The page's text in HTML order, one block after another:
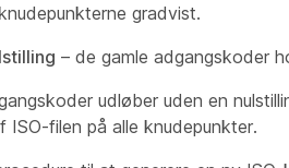
gradvist.
– de gamle adgangskoder
udløber uden en
ISO-filen på alle knudepunkter.